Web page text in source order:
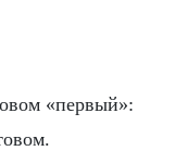
«первый»: